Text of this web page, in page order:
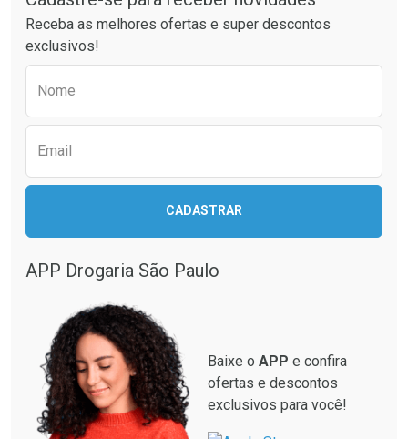
Ativar Desconto
Comprar sem Desconto
Comprar sem Desconto
Por R$ 14,99/cada
Ativar Desconto
Comprar sem Desconto
Comprar sem Desconto
Receba as melhores ofertas e super descontos
exclusivos!
Nome
Email
CADASTRAR
APP Drogaria São Paulo
Baixe o APP e confira
ofertas e descontos
exclusivos para você!